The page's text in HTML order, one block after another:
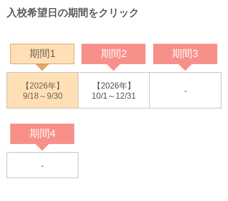
入校希望日の期間をクリック
期間1 期間2 期間3
【2026年】
9/18～9/30
【2026年】
10/1～12/31
-
期間4
-